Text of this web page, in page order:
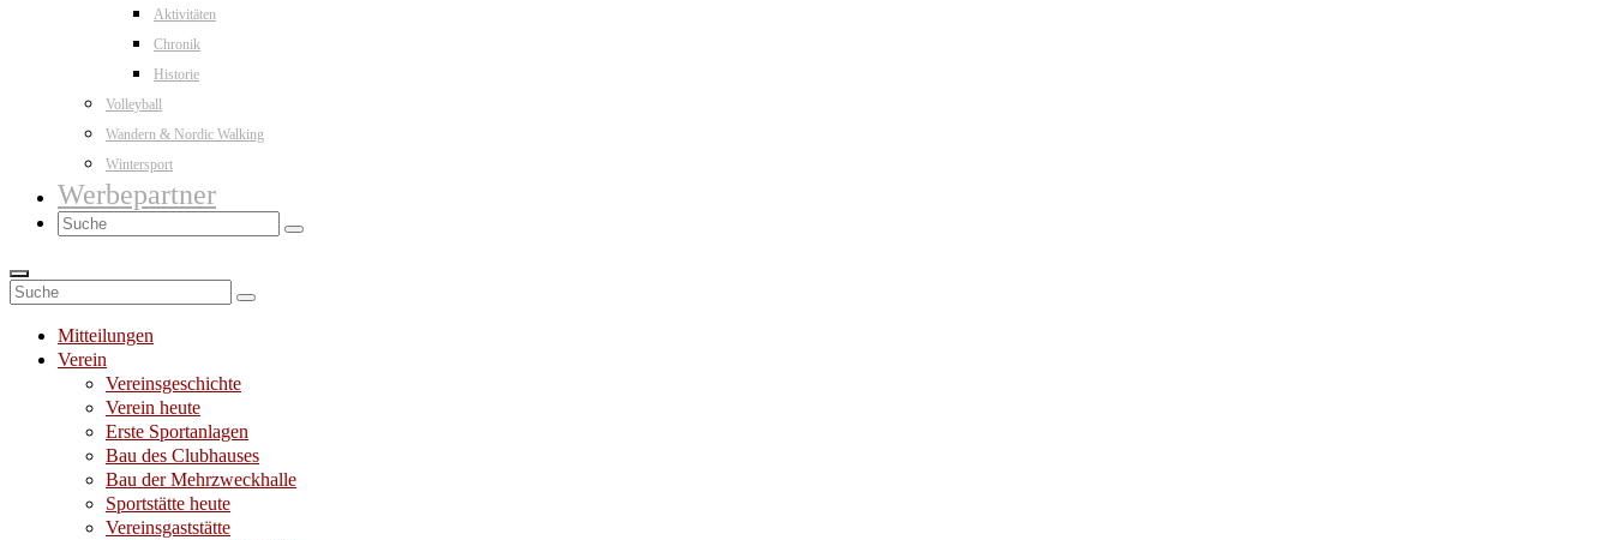
Aktivitäten
Chronik
Historie
Volleyball
Wandern & Nordic Walking
Wintersport
Werbepartner
Suche
Suche
Mitteilungen
Verein
Vereinsgeschichte
Verein heute
Erste Sportanlagen
Bau des Clubhauses
Bau der Mehrzweckhalle
Sportstätte heute
Vereinsgaststätte